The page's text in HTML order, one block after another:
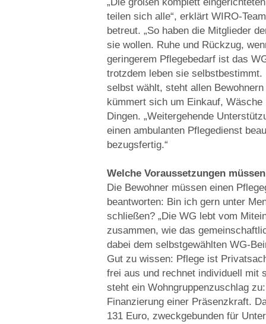
teilen sich alle“, erklärt WIRO-
betreut. „So haben die Mitglieder
sie wollen. Ruhe und Rückzug,
geringerem Pflegebedarf ist das
trotzdem leben sie
selbst wählt, steht allen
kümmert sich um Einkauf,
Dingen. „Weitergehende
einen ambulanten Pflegedienst
bezugsfertig.“
Welche Voraussetzungen
Die Bewohner müssen einen
beantworten: Bin ich gern unter
schließen? „Die WG lebt vom
zusammen, wie das
dabei dem selbstgewählten WG-
Gut zu wissen: Pflege ist
frei aus und rechnet individuell mit
steht ein Wohngruppenzuschlag
Finanzierung einer Präsenzkraft.
131 Euro, zweckgebunden für